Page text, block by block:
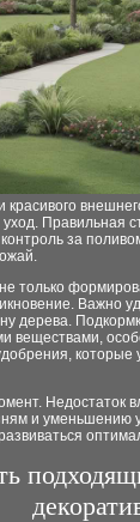
Правильная
за
только
Важно
дерева.
Недостаток
и уменьшению